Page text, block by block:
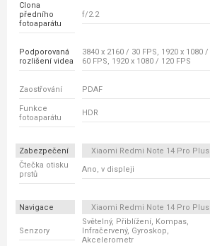
Clona
předního
fotoaparátu
f/2.2
Podporovaná
rozlišení videa
3840 x 2160 / 30 FPS, 1920 x 1080 /
60 FPS, 1920 x 1080 / 120 FPS
Zaostřování PDAF
Funkce
fotoaparátu
HDR
Zabezpečení Xiaomi Redmi Note 14 Pro Plus
Čtečka otisku
prstů
Ano, v displeji
Navigace Xiaomi Redmi Note 14 Pro Plus
Senzory
Světelný, Přiblížení, Kompas,
Infračervený, Gyroskop,
Akcelerometr